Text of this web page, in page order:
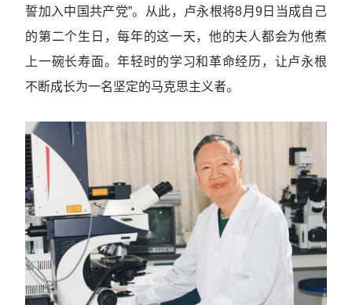
誓加入中国共产党”。从此，卢永根将8月9日当成自己
的第二个生日，每年的这一天，他的夫人都会为他煮
上一碗长寿面。年轻时的学习和革命经历，让卢永根
不断成长为一名坚定的马克思主义者。